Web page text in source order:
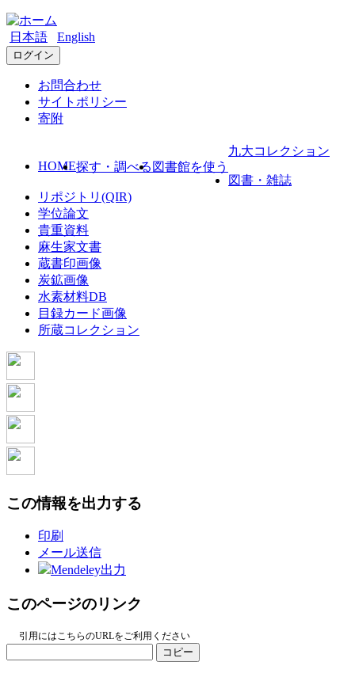
日本語 English
ログイン
お問合わせ
サイトポリシー
寄附
HOME探す・調べる 図書館を使う
九大コレクション
図書・雑誌
リポジトリ(QIR)
学位論文
貴重資料
麻生家文書
蔵書印画像
炭鉱画像
水素材料DB
目録カード画像
所蔵コレクション
この情報を出力する
印刷
メール送信
Mendeley出力
このページのリンク
引用にはこちらのURLをご利用ください
コピー